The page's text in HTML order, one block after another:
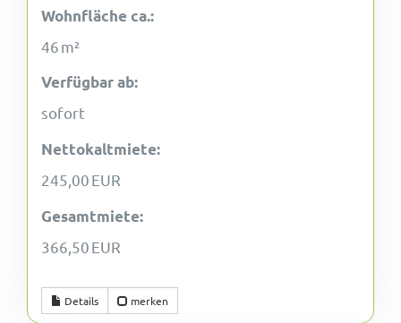
Wohnfläche ca.:
46 m²
Verfügbar ab:
sofort
Nettokaltmiete:
245,00 EUR
Gesamtmiete:
366,50 EUR
Details merken